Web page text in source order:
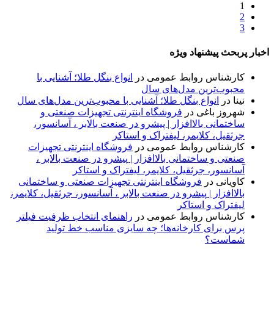
1
2
3
اخبار پربحث پیشنهاد ویژه
کارشناس روابط عمومی در
انواع بنگل طلا؛ آشنایی با
محبوب‌ترین مدل‌های سال
نینا در
انواع بنگل طلا؛ آشنایی با محبوب‌ترین مدل‌های سال
شهروز باغی در فروشگاه اینترنتی تجهیزات صنعتی و
ساختمانی بالاافزار | پیشرو در صنعت بالابر ، آسانسور،
جرثقیل، کلایمر، لیفتراک و استاکر
کارشناس روابط عمومی در فروشگاه اینترنتی تجهیزات
صنعتی و ساختمانی بالاافزار | پیشرو در صنعت بالابر ،
آسانسور، جرثقیل، کلایمر، لیفتراک و استاکر
کاویانی در فروشگاه اینترنتی تجهیزات صنعتی و ساختمانی
بالاافزار | پیشرو در صنعت بالابر ، آسانسور، جرثقیل، کلایمر،
لیفتراک و استاکر
کارشناس روابط عمومی در راهنمای انتخاب ظرفیت فیلتر
پرس برای کارخانه‌ها؛ چه سایزی مناسب خط تولید
شماست؟